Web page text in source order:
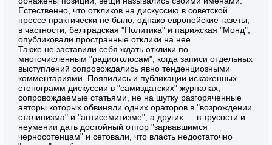
Естественно, что откликов на дискуссию в советской
прессе практически не было, однако европейские газеты,
в частности, белградская "Политика" и парижская "Монд",
опубликовали пространные отклики на нее.
Также не заставили себя ждать отклики по
многочисленным "радиоголосам", когда записи отдельных
выступлений сопровождались явно тенденциозными
комментариями. Появились и публикации искаженных
стенограмм дискуссии в "самиздатских" журналах,
сопровождаемые статьями, не на шутку разгоряченные
авторы которых обвиняли одних ораторов в "возрождении
сталинизма" и "антисемитизме", а других — в трусости и
неумении дать достойный отпор "зарвавшимся
черносотенцам" и сетовали, что власть недостаточно